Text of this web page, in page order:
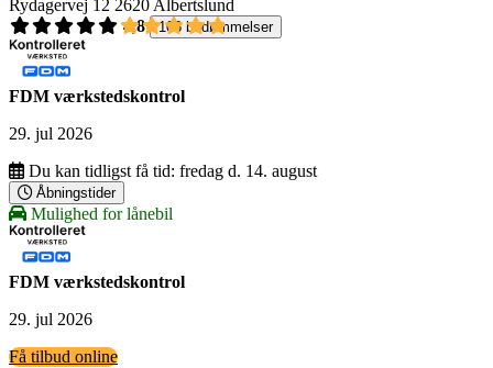
Rydagervej 12 2620 Albertslund
4,8
106 bedømmelser
FDM værkstedskontrol
29. jul 2026
Du kan tidligst få tid: fredag d. 14. august
Åbningstider
Mulighed for lånebil
FDM værkstedskontrol
29. jul 2026
Få tilbud online